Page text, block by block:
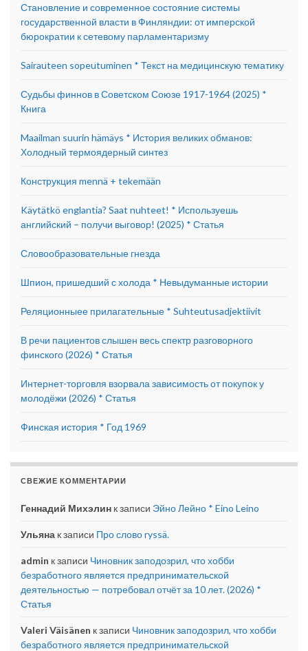
Становление и современное состояние системы
государственной власти в Финляндии: от имперской
бюрократии к сетевому парламентаризму
Sairauteen sopeutuminen * Текст на медицинскую тематику
Судьбы финнов в Советском Союзе 1917-1964 (2025) *
Книга
Maailman suurin hämäys * История великих обманов:
Холодный термоядерный синтез
Конструкция mennä + tekemään
Käytätkö englantia? Saat nuhteet! * Используешь
английский – получи выговор! (2025) * Статья
Словообразовательные гнезда
Шпион, пришедший с холода * Невыдуманные истории
Реляционныее прилагательные * Suhteutusadjektiivit
В речи пациентов слышен весь спектр разговорного
финского (2026) * Статья
Интернет-торговля взорвала зависимость от покупок у
молодёжи (2026) * Статья
Финская история * Год 1969
СВЕЖИЕ КОММЕНТАРИИ
Геннадий Михэлин к записи Эйно Лейно * Eino Leino
Ульяна к записи Про слово ryssä.
admin к записи Чиновник заподозрил, что хобби
безработного является предпринимательской
деятельностью — потребовал отчёт за 10 лет. (2026) *
Статья
Valeri Väisänen к записи Чиновник заподозрил, что хобби
безработного является предпринимательской